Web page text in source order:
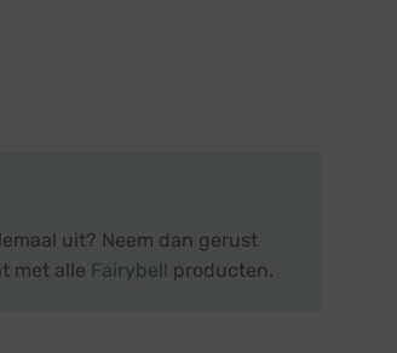
uit? Neem dan gerust
met alle Fairybell producten.